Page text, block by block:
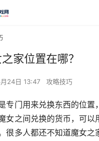
家位置在哪？
24日 13:47 攻略技巧
专门用来兑换东西的位置
女之间兑换的货币，可以
很多人都还不知道魔女之